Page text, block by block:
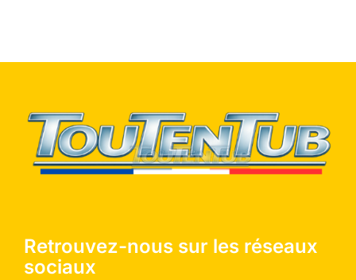
Retrouvez-nous sur les réseaux
sociaux